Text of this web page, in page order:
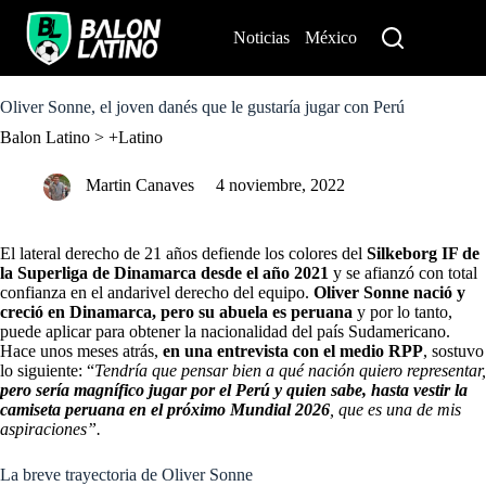
o
o
Noticias México
Oliver Sonne, el joven danés que le gustaría jugar con Perú
Balon Latino > +Latino
Martin Canaves 4 noviembre, 2022
El lateral derecho de 21 años defiende los colores del Silkeborg IF de
la Superliga de Dinamarca desde el año 2021 y se afianzó con total
confianza en el andarivel derecho del equipo. Oliver Sonne nació y
creció en Dinamarca, pero su abuela es peruana y por lo tanto,
puede aplicar para obtener la nacionalidad del país Sudamericano.
Hace unos meses atrás, en una entrevista con el medio RPP, sostuvo
lo siguiente: “Tendría que pensar bien a qué nación quiero representar,
pero sería magnífico jugar por el Perú y quien sabe, hasta vestir la
camiseta peruana en el próximo Mundial 2026 , que es una de mis
aspiraciones”.
La breve trayectoria de Oliver Sonne